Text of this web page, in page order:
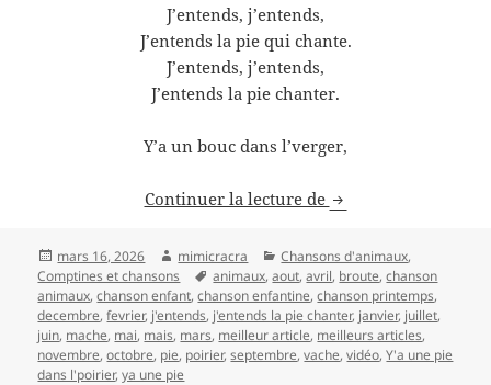
J’entends, j’entends,
J’entends la pie qui chante.
J’entends, j’entends,
J’entends la pie chanter.
Y’a un bouc dans l’verger,
Continuer la lecture de Y’a une pie dans
Publié
le
mars 16, 2026 Auteur
mimicracra Catégories
Chansons d'animaux,
Comptines et chansons
Mots-
clés
animaux,aout,avril, broute,chanson
animaux,chanson enfant,chanson enfantine,chanson printemps,
decembre,fevrier, j'entends, j'entends la pie chanter, janvier, juillet,
juin, mache, mai, mais, mars, meilleur article, meilleurs articles,
novembre,octobre, pie, poirier,septembre,vache,vidéo,Y'a une pie
dans l'poirier,ya une pie